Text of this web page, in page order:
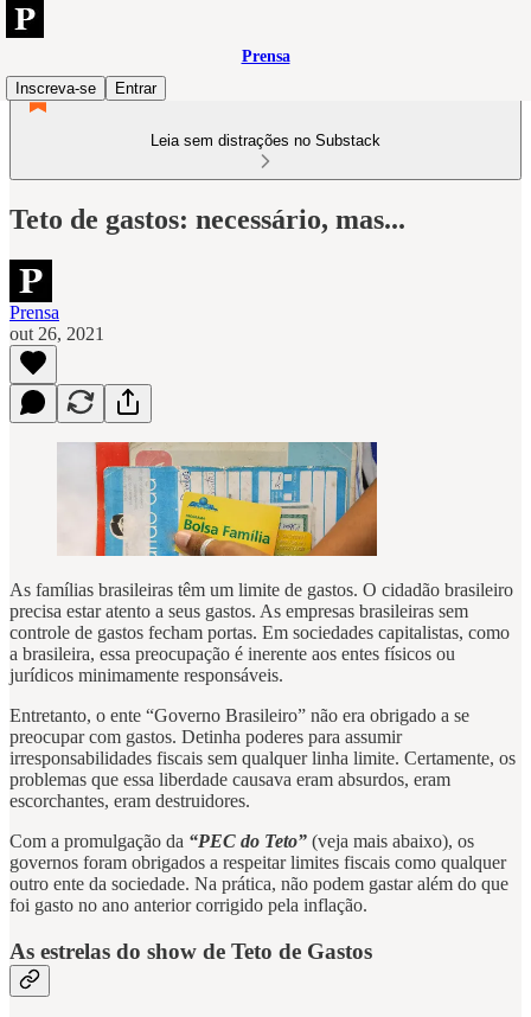
Prensa
Inscreva-se
Entrar
Leia sem distrações no Substack
Teto de gastos: necessário, mas...
Prensa
out 26, 2021
As famílias brasileiras têm um limite de gastos. O cidadão brasileiro
precisa estar atento a seus gastos. As empresas brasileiras sem
controle de gastos fecham portas. Em sociedades capitalistas, como
a brasileira, essa preocupação é inerente aos entes físicos ou
jurídicos minimamente responsáveis.
Entretanto, o ente “Governo Brasileiro” não era obrigado a se
preocupar com gastos. Detinha poderes para assumir
irresponsabilidades fiscais sem qualquer linha limite. Certamente, os
problemas que essa liberdade causava eram absurdos, eram
escorchantes, eram destruidores.
Com a promulgação da “PEC do Teto” (veja mais abaixo), os
governos foram obrigados a respeitar limites fiscais como qualquer
outro ente da sociedade. Na prática, não podem gastar além do que
foi gasto no ano anterior corrigido pela inflação.
As estrelas do show de Teto de Gastos